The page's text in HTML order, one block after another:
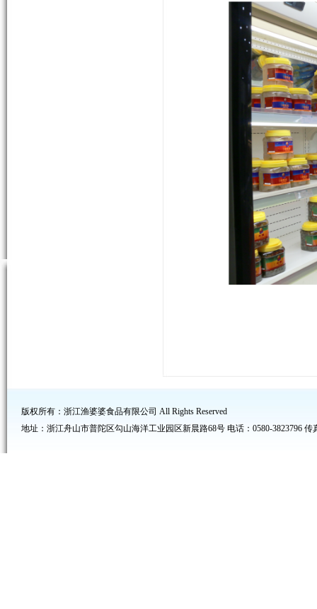
版权所有：浙江渔婆婆食品有限公司 All Rights Reserved
地址：浙江舟山市普陀区勾山海洋工业园区新晨路68号 电话：0580-3823796 传